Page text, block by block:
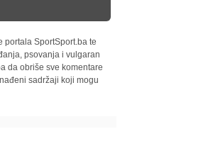
portala SportSport.ba te
psovanja i vulgaran
da obriše sve komentare
sadržaji koji mogu